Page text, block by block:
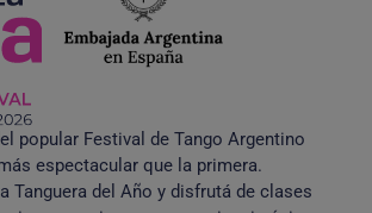
popular Festival de Tango Argentino
espectacular que la primera.
Tanguera del Año y disfrutá de clases